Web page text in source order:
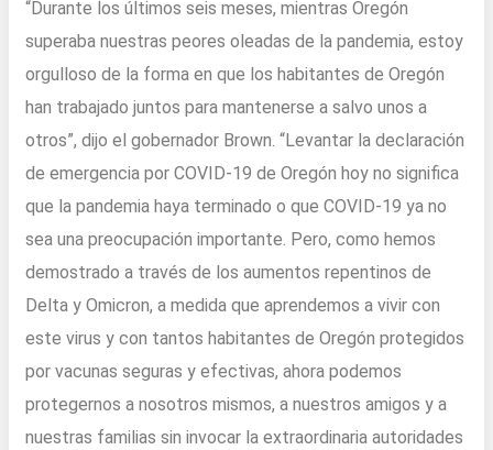
“Durante los últimos seis meses, mientras Oregón
superaba nuestras peores oleadas de la pandemia, estoy
orgulloso de la forma en que los habitantes de Oregón
han trabajado juntos para mantenerse a salvo unos a
otros”, dijo el gobernador Brown. “Levantar la declaración
de emergencia por COVID-19 de Oregón hoy no significa
que la pandemia haya terminado o que COVID-19 ya no
sea una preocupación importante. Pero, como hemos
demostrado a través de los aumentos repentinos de
Delta y Omicron, a medida que aprendemos a vivir con
este virus y con tantos habitantes de Oregón protegidos
por vacunas seguras y efectivas, ahora podemos
protegernos a nosotros mismos, a nuestros amigos y a
nuestras familias sin invocar la extraordinaria autoridades